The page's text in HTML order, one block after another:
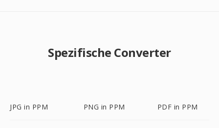
Spezifische Converter
JPG in PPM PNG in PPM PDF in PPM